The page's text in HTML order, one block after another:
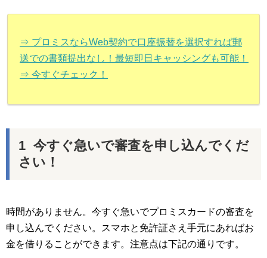
⇒ プロミスならWeb契約で口座振替を選択すれば郵
送での書類提出なし！最短即日キャッシングも可能！
⇒ 今すぐチェック！
今すぐ急いで審査を申し込んでくだ
さい！
時間がありません。今すぐ急いでプロミスカードの審査を
申し込んでください。スマホと免許証さえ手元にあればお
金を借りることができます。注意点は下記の通りです。